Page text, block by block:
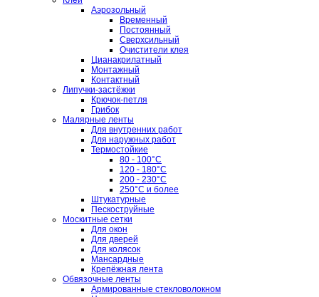
Аэрозольный
Временный
Постоянный
Сверхсильный
Очистители клея
Цианакрилатный
Монтажный
Контактный
Липучки-застёжки
Крючок-петля
Грибок
Малярные ленты
Для внутренних работ
Для наружных работ
Термостойкие
80 - 100°C
120 - 180°C
200 - 230°C
250°C и более
Штукатурные
Пескоструйные
Москитные сетки
Для окон
Для дверей
Для колясок
Мансардные
Крепёжная лента
Обвязочные ленты
Армированные стекловолокном